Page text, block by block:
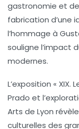
gastronomie et
fabrication d’une
l’hommage à
souligne l’impact
modernes.
L’exposition « XIX.
Prado et
Arts de Lyon
culturelles des